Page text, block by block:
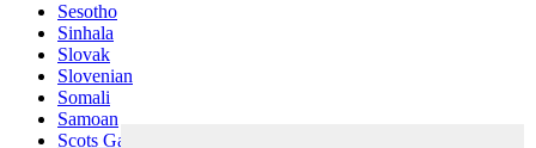
Sesotho
Sinhala
Slovak
Slovenian
Somali
Samoan
Scots Gaelic